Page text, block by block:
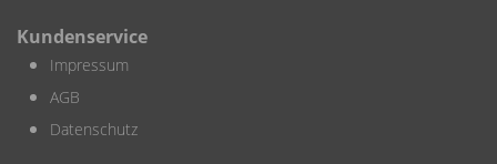
Kundenservice
Impressum
AGB
Datenschutz